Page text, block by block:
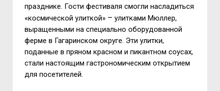
празднике. Гости фестиваля смогли насладиться
«космической улиткой» – улитками Мюллер,
выращенными на специально оборудованной
ферме в Гагаринском округе. Эти улитки,
поданные в пряном красном и пикантном соусах,
стали настоящим гастрономическим открытием
для посетителей.